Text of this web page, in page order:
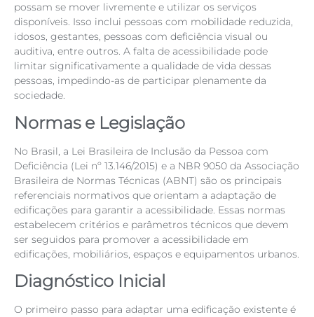
possam se mover livremente e utilizar os serviços
disponíveis. Isso inclui pessoas com mobilidade reduzida,
idosos, gestantes, pessoas com deficiência visual ou
auditiva, entre outros. A falta de acessibilidade pode
limitar significativamente a qualidade de vida dessas
pessoas, impedindo-as de participar plenamente da
sociedade.
Normas e Legislação
No Brasil, a Lei Brasileira de Inclusão da Pessoa com
Deficiência (Lei nº 13.146/2015) e a NBR 9050 da Associação
Brasileira de Normas Técnicas (ABNT) são os principais
referenciais normativos que orientam a adaptação de
edificações para garantir a acessibilidade. Essas normas
estabelecem critérios e parâmetros técnicos que devem
ser seguidos para promover a acessibilidade em
edificações, mobiliários, espaços e equipamentos urbanos.
Diagnóstico Inicial
O primeiro passo para adaptar uma edificação existente é